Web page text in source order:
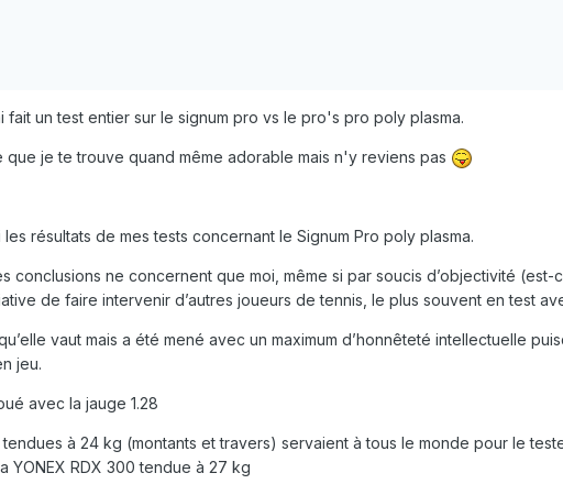
fait un test entier sur le signum pro vs le pro's pro poly plasma.
que je te trouve quand même adorable mais n'y reviens pas
résultats de mes tests concernant le Signum Pro poly plasma.
conclusions ne concernent que moi, même si par soucis d’objectivité (est-
de faire intervenir d’autres joueurs de tennis, le plus souvent en test
vaut mais a été mené avec un maximum d’honnêteté intellectuelle
jeu.
avec la jauge 1.28
à 24 kg (montants et travers) servaient à tous le monde pour le
YONEX RDX 300 tendue à 27 kg